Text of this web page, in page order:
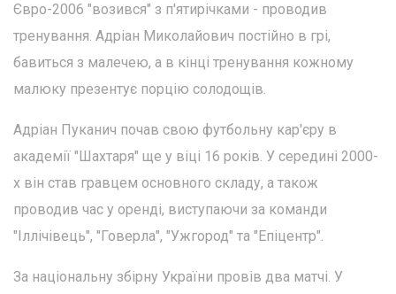
Євро-2006 "возився" з п'ятирічками - проводив
тренування. Адріан Миколайович постійно в грі,
бавиться з малечею, а в кінці тренування кожному
малюку презентує порцію солодощів.
Адріан Пуканич почав свою футбольну кар'єру в
академії "Шахтаря" ще у віці 16 років. У середині 2000-
х він став гравцем основного складу, а також
проводив час у оренді, виступаючи за команди
"Іллічівець", "Говерла", "Ужгород" та "Епіцентр".
За національну збірну України провів два матчі. У